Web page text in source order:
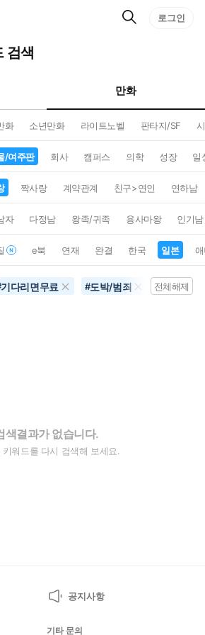
검
로그인
검색
만화
화 소년만화 라이트노벨 판타지/SF
/여주판 회사 캠퍼스 의학 성장 일
짝사랑 계약관계 친구>연인 연하남
자 다정남 왕족/귀족 용사마왕 인기남
e북 연재 완결 한국 일본
기다리면무료 #도박/범죄 #첫사랑
전체해제
색결과가 없습니다.
키워드를 다시 검색해 보세요.
공지사항
기타 문의